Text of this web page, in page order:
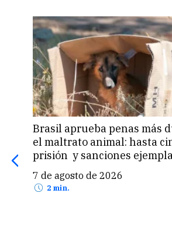
Brasil aprueba penas más
el maltrato animal: hasta
prisión y sanciones
7 de agosto de 2026
2 min.